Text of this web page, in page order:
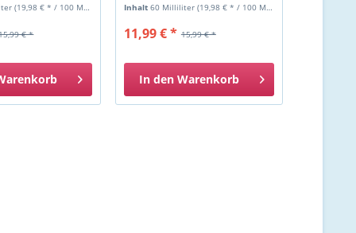
(19,98 € * / 100 Milliliter)
€ *
Inhalt 60 Milliliter (19,98 € * / 100 Milliliter)
15,99 € *
11,99 € *
In den Warenkorb